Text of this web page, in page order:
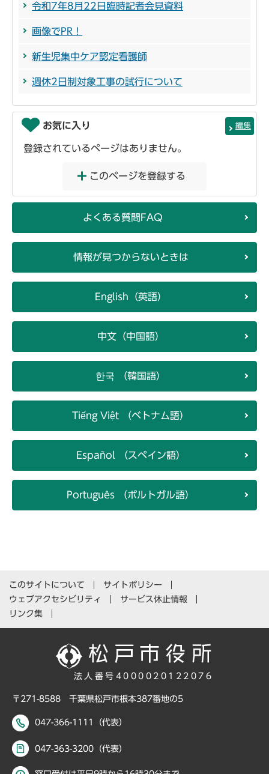
令和7年8月22日臨時記者会見資料
画像でPR！
新生児集中ケア認定看護師
週休2日制対象工事の試行について
お気に入り 編集
登録されているページはありません。
このページを登録する
よくある質問FAQ
情報が見つからないときは
English（英語）
中文（中国語）
한국 （韓国語）
Tiếng Việt （ベトナム語）
Español （スペイン語）
Português （ポルトガル語）
このサイトについて
サイトポリシー
ウェブアクセシビリティ
サービス休止情報
リンク集
法人番号4000020122076
〒271-8588 千葉県松戸市根本387番地の5
047-366-1111（代表）
047-363-3200（代表）